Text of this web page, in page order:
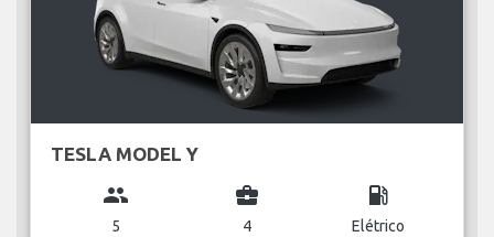
TESLA MODEL Y
group
5
business_center
4
local_gas_station
Elétrico